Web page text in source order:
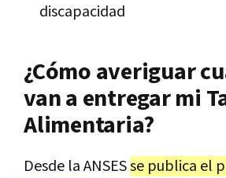
discapacidad
¿Cómo averiguar
van a entregar mi
Alimentaria?
Desde la ANSESse publica el